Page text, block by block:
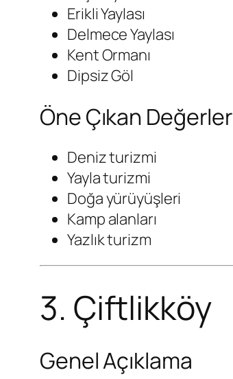
Erikli Yaylası
Delmece Yaylası
Kent Ormanı
Dipsiz Göl
Öne Çıkan Değerler
Deniz turizmi
Yayla turizmi
Doğa yürüyüşleri
Kamp alanları
Yazlık turizm
3. Çiftlikköy
Genel Açıklama